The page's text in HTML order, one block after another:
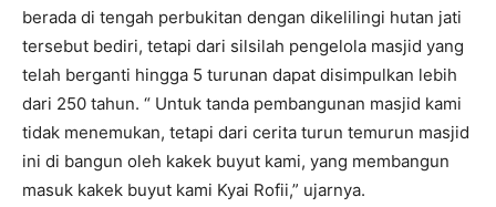
berada di tengah perbukitan dengan dikelilingi hutan jati
tersebut bediri, tetapi dari silsilah pengelola masjid yang
telah berganti hingga 5 turunan dapat disimpulkan lebih
dari 250 tahun. “ Untuk tanda pembangunan masjid kami
tidak menemukan, tetapi dari cerita turun temurun masjid
ini di bangun oleh kakek buyut kami, yang membangun
masuk kakek buyut kami Kyai Rofii,” ujarnya.